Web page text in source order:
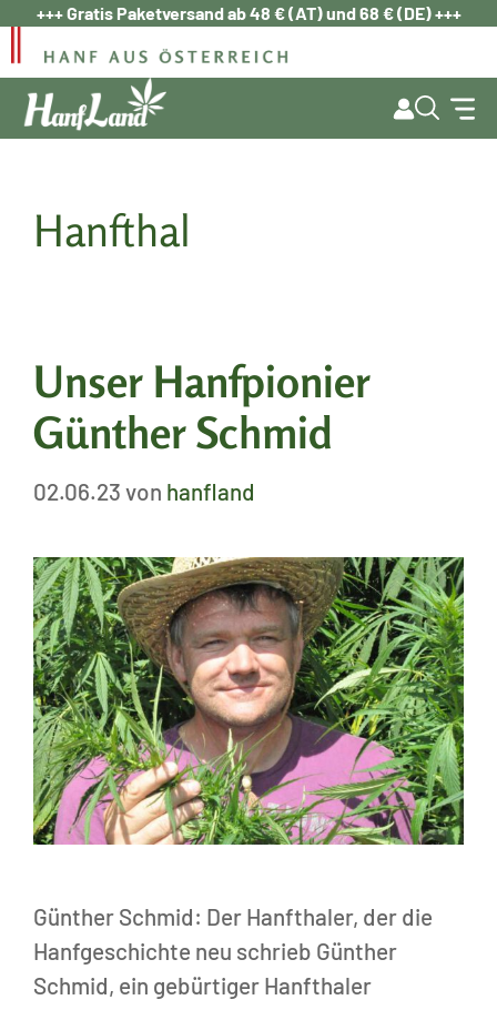
Zum
Inhalt
springen
+++ Gratis Paketversand ab 48 € (AT) und 68 € (DE) +++
Hanfthal
Unser Hanfpionier
Günther Schmid
02.06.23 von hanfland
Günther Schmid: Der Hanfthaler, der die
Hanfgeschichte neu schrieb Günther
Schmid, ein gebürtiger Hanfthaler